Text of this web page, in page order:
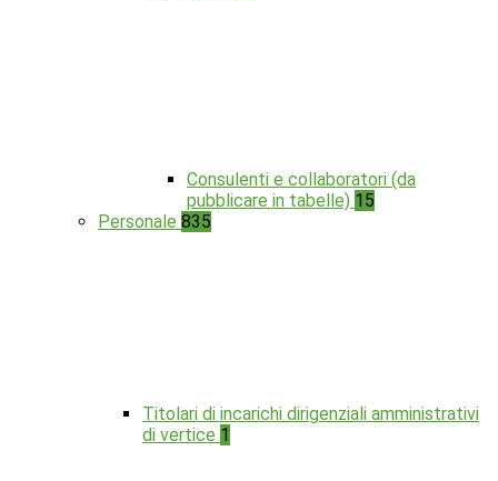
Consulenti e collaboratori (da
pubblicare in tabelle) 15
Personale 835
Titolari di incarichi dirigenziali amministrativi
di vertice 1